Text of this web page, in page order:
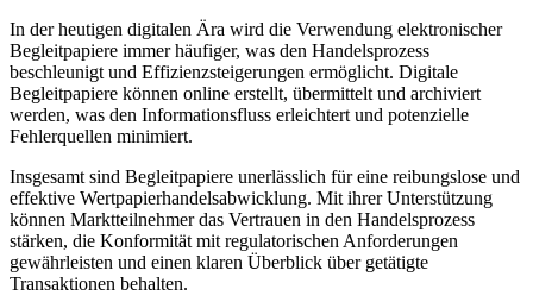
In der heutigen digitalen Ära wird die Verwendung elektronischer
Begleitpapiere immer häufiger, was den Handelsprozess
beschleunigt und Effizienzsteigerungen ermöglicht. Digitale
Begleitpapiere können online erstellt, übermittelt und archiviert
werden, was den Informationsfluss erleichtert und potenzielle
Fehlerquellen minimiert.
Insgesamt sind Begleitpapiere unerlässlich für eine reibungslose und
effektive Wertpapierhandelsabwicklung. Mit ihrer Unterstützung
können Marktteilnehmer das Vertrauen in den Handelsprozess
stärken, die Konformität mit regulatorischen Anforderungen
gewährleisten und einen klaren Überblick über getätigte
Transaktionen behalten.